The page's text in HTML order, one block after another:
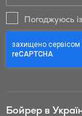
новини
та
Бойрер:
Погоджуюсь
Бойрер в